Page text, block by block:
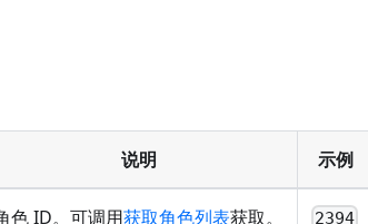
说明 示例
色 ID。可调用获取角色列表获取。 2394